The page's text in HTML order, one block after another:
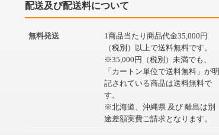
配送及び配送料について
無料発送
1商品当たり商品代金35,000円
（税別）以上で送料無料です。
※35,000円（税別）未満でも、
「カートン単位で送料無料」が明
記されている商品は送料無料で
す。
※北海道、沖縄県 及び 離島は別
途差額実費ご請求となります。